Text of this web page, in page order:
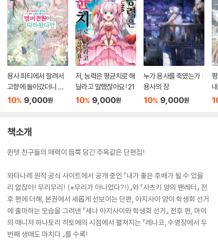
용사 파티에서 잘려서
고향에 돌아갔더니 멤
버 전원이 따라왔다만
10% 9,000원
저, 능력은 평균치로 해
달라고 말했잖아요! 21
10% 9,000원
누가 용사를 죽였는가 :
용사의 장
10% 9,000원
책소개
퀸텟 친구들의 매력이 듬뿍 담긴 주옥같은 단편집!
와타나레 원작 공식 사이트에서 공개 중인 『내가 좋은 후배가 될 수 있을
리 없잖아! 무리무리! (※무리가 아니었다?!)』와 『사츠키 양의 팬레터』 전
후 편에 더해, 본권에서 새롭게 선보이는 단편, 아지사이 양이 학생회 선거
에 출마하는 모습을 그려낸 『세나 아지사이와 학생회 선거』 전후 편, 마이
의 매니저 하나토리 히토에의 시점에서 펼쳐지는 『레나코, 수영장에서 두
번째 생애도 마치다.』를 수록!